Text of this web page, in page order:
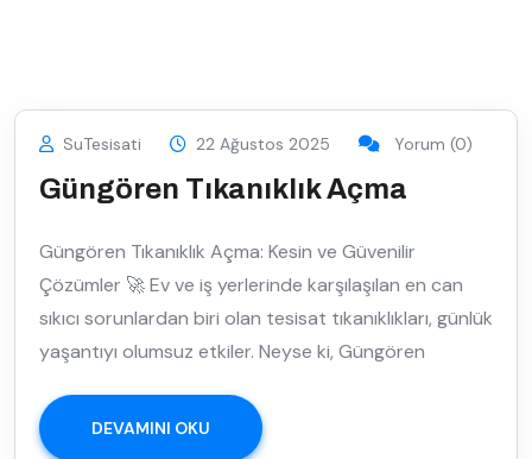
SuTesisati 22 Ağustos 2025 Yorum (0)
Güngören Tıkanıklık Açma
Güngören Tıkanıklık Açma: Kesin ve Güvenilir
Çözümler 🚀 Ev ve iş yerlerinde karşılaşılan en can
sıkıcı sorunlardan biri olan tesisat tıkanıklıkları, günlük
yaşantıyı olumsuz etkiler. Neyse ki, Güngören
DEVAMINI OKU